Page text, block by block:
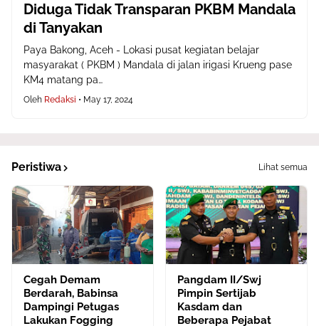
Diduga Tidak Transparan PKBM Mandala
di Tanyakan
Paya Bakong, Aceh - Lokasi pusat kegiatan belajar
masyarakat ( PKBM ) Mandala di jalan irigasi Krueng pase
KM4 matang pa…
Oleh Redaksi • May 17, 2024
Peristiwa Lihat semua
Cegah Demam
Berdarah, Babinsa
Dampingi Petugas
Lakukan Fogging
Pangdam II/Swj
Pimpin Sertijab
Kasdam dan
Beberapa Pejabat